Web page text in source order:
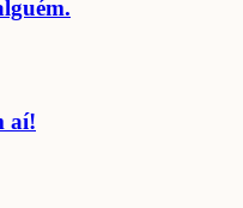
aí!